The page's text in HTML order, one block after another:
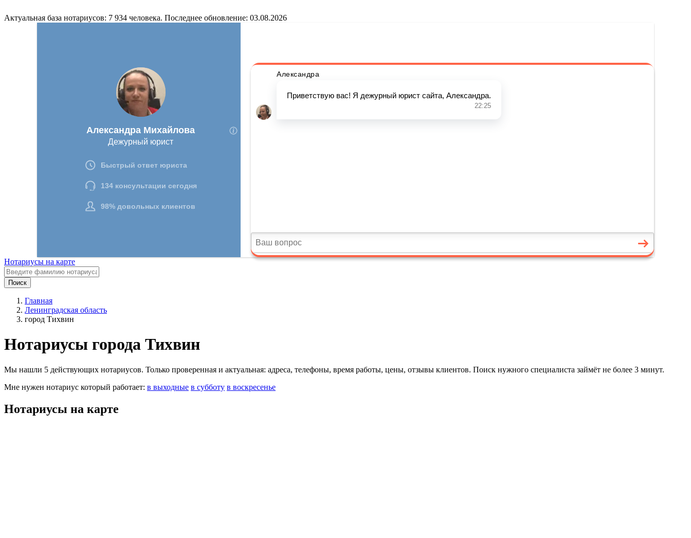
Актуальная база нотариусов: 7 934 человека. Последнее обновление: 03.08.2026
Нотариусы на карте
Поиск
Главная
Ленинградская область
город Тихвин
Нотариусы города Тихвин
Мы нашли 5 действующих нотариусов. Только проверенная и актуальная: адреса, телефоны, время работы, цены, отзывы клиентов. Поиск нужного специалиста займёт не более 3 минут.
Мне нужен нотариус который работает: в выходные в субботу в воскресенье
Нотариусы на карте